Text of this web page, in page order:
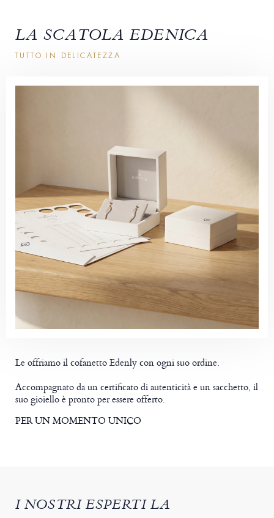
LA SCATOLA EDENICA
TUTTO IN DELICATEZZA
Le offriamo il cofanetto Edenly con ogni suo ordine.
Accompagnato da un certificato di autenticità e un sacchetto, il
suo gioiello è pronto per essere offerto.
PER UN MOMENTO UNICO
I NOSTRI ESPERTI LA